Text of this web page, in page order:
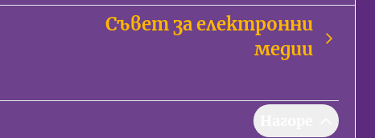
Съвет за електронни
медии